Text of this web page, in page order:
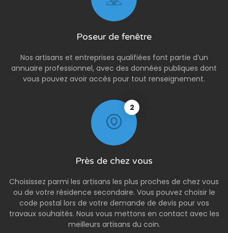
Poseur de fenêtre
Nos artisans et entreprises qualifiées font partie d’un
annuaire professionnel, avec des données publiques dont
vous pouvez avoir accès pour tout renseignement.
2
Près de chez vous
Choisissez parmi les artisans les plus proches de chez vous
ou de votre résidence secondaire. Vous pouvez choisir le
code postal lors de votre demande de devis pour vos
travaux souhaités. Nous vous mettons en contact avec les
meilleurs artisans du coin.